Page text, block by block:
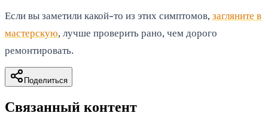
Если вы заметили какой-то из этих симптомов, загляните в
мастерскую, лучше проверить рано, чем дорого
ремонтировать.
Поделиться
Связанный контент